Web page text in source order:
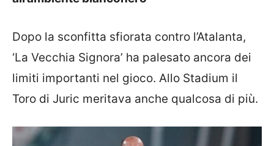
Dopo la sconfitta sfiorata contro l’Atalanta,
‘La Vecchia Signora’ ha palesato ancora dei
limiti importanti nel gioco. Allo Stadium il
Toro di Juric meritava anche qualcosa di più.